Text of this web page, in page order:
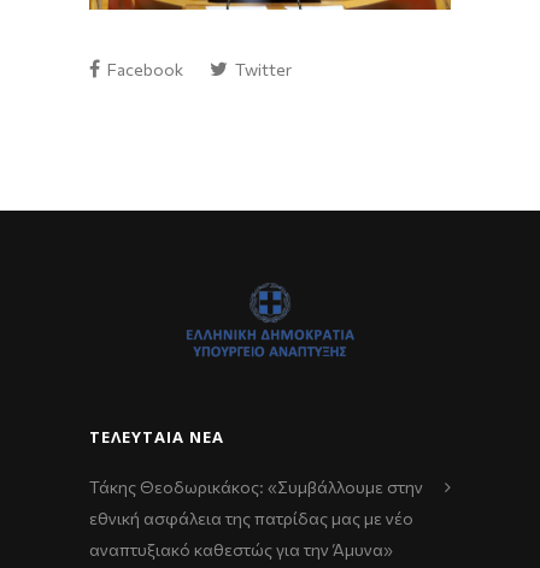
Facebook Twitter
ΤΕΛΕΥΤΑΊΑ ΝΈΑ
Τάκης Θεοδωρικάκος: «Συμβάλλουμε στην
εθνική ασφάλεια της πατρίδας μας με νέο
αναπτυξιακό καθεστώς για την Άμυνα»